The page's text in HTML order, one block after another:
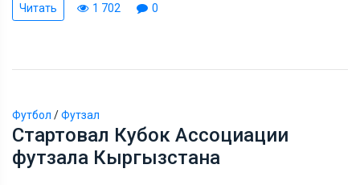
Читать 1 702 0
Футбол /Футзал
Стартовал Кубок Ассоциации
футзала Кыргызстана